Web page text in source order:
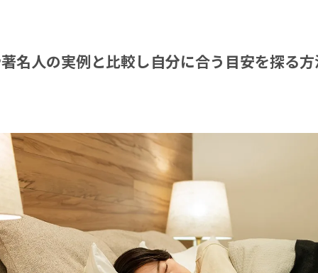
名人の実例と比較し自分に合う目安を探る